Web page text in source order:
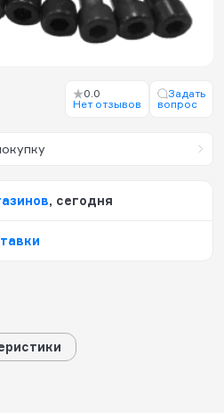
0.0
Нет отзывов
Задать
вопрос
, сегодня